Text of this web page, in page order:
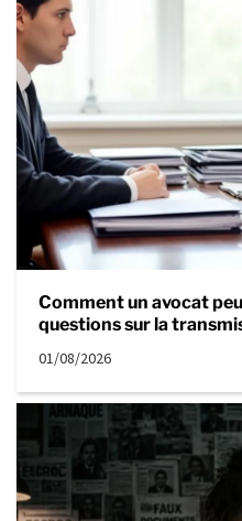
Comment un avocat
questions sur la
01/08/2026